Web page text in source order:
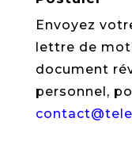
Envoyez
lettre de
document
personnel,